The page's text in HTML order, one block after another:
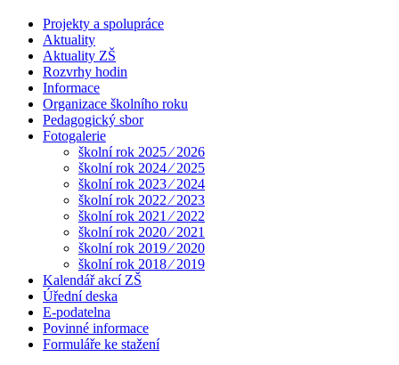
Projekty a spolupráce
Aktuality
Aktuality ZŠ
Rozvrhy hodin
Informace
Organizace školního roku
Pedagogický sbor
Fotogalerie
školní rok 2025 ⁄ 2026
školní rok 2024 ⁄ 2025
školní rok 2023 ⁄ 2024
školní rok 2022 ⁄ 2023
školní rok 2021 ⁄ 2022
školní rok 2020 ⁄ 2021
školní rok 2019 ⁄ 2020
školní rok 2018 ⁄ 2019
Kalendář akcí ZŠ
Úřední deska
E-podatelna
Povinné informace
Formuláře ke stažení